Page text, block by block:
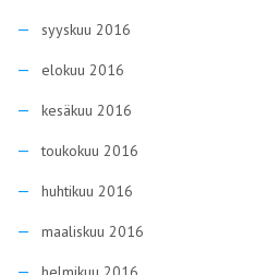
syyskuu 2016
elokuu 2016
kesäkuu 2016
toukokuu 2016
huhtikuu 2016
maaliskuu 2016